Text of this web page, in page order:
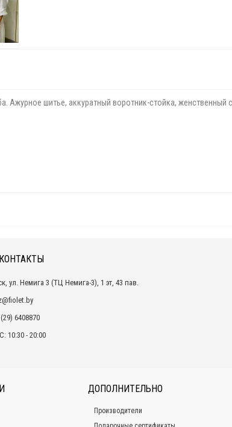
Ажурное шитье, аккуратный воротник-стойка, женственный
ул. Немига 3 (ТЦ Немига-3), 1 эт, 43 пав.
6408870
10:30 - 20:00
ДОПОЛНИТЕЛЬНО
Производители